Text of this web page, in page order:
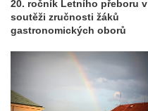
20. ročník Letního přeboru v
soutěži zručnosti žáků
gastronomických oborů